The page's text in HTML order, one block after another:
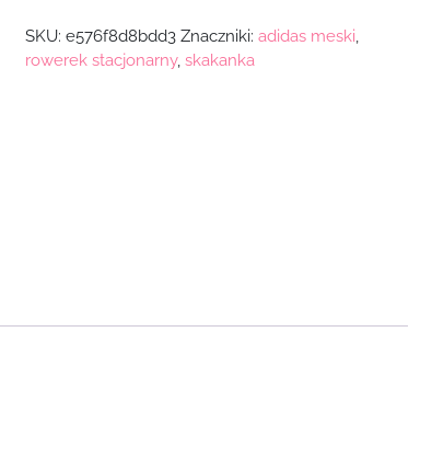
SKU: e576f8d8bdd3 Znaczniki: adidas meski
rowerek stacjonarny, skakanka